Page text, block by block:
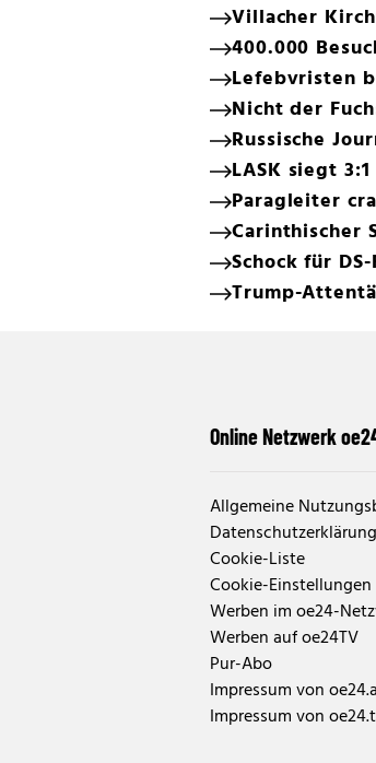
Villacher
400.000
Lefebvristen
Nicht der
Russische
LASK siegt
Paragleiter
Carinthischer
Schock für
Trump-
Online Netzwerk
Allgemeine
Datenschutzerklärung
Cookie-Liste
Cookie-
Werben im oe24-
Werben auf oe24TV
Pur-Abo
Impressum von
Impressum von